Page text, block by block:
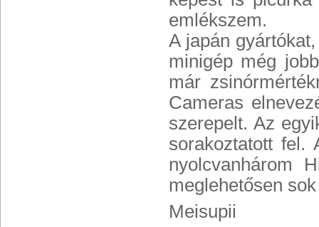
emlékszem.
A japán
minigép még
már
Cameras
szerepelt. Az
sorakoztatott fel.
nyolcvanhárom
meglehetősen
Meisupii